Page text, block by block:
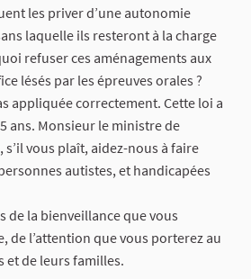
les priver d’une autonomie
laquelle ils resteront à la charge
refuser ces aménagements aux
lésés par les épreuves orales ?
appliquée correctement. Cette loi a
ans. Monsieur le ministre de
vous plaît, aidez-nous à faire
autistes, et handicapées
de la bienveillance que vous
de l’attention que vous porterez au
et de leurs familles.